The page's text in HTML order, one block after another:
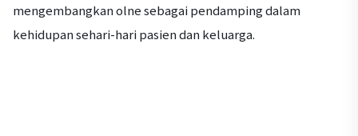
mengembangkan olne sebagai pendamping dalam
kehidupan sehari-hari pasien dan keluarga.